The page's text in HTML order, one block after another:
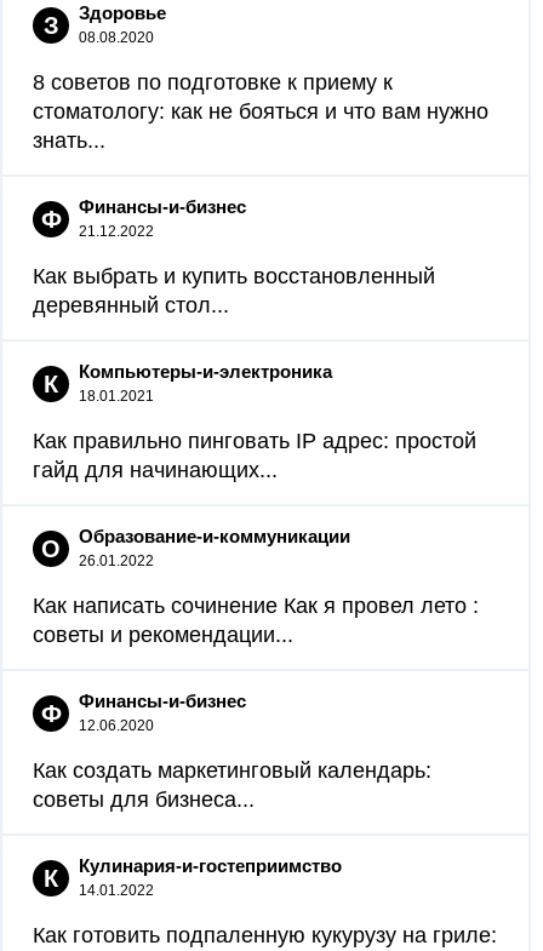
З Здоровье
08.08.2020
8 советов по подготовке к приему к
стоматологу: как не бояться и что вам нужно
знать...
Ф Финансы-и-бизнес
21.12.2022
Как выбрать и купить восстановленный
деревянный стол...
К Компьютеры-и-электроника
18.01.2021
Как правильно пинговать IP адрес: простой
гайд для начинающих...
О Образование-и-коммуникации
26.01.2022
Как написать сочинение Как я провел лето :
советы и рекомендации...
Ф Финансы-и-бизнес
12.06.2020
Как создать маркетинговый календарь:
советы для бизнеса...
К Кулинария-и-гостеприимство
14.01.2022
Как готовить подпаленную кукурузу на гриле: